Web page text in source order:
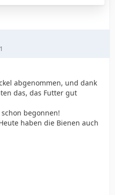
abgenommen, und dank
das, das Futter gut
begonnen!
haben die Bienen auch